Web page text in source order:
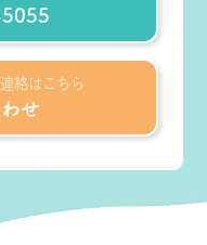
絡はこちら
せ